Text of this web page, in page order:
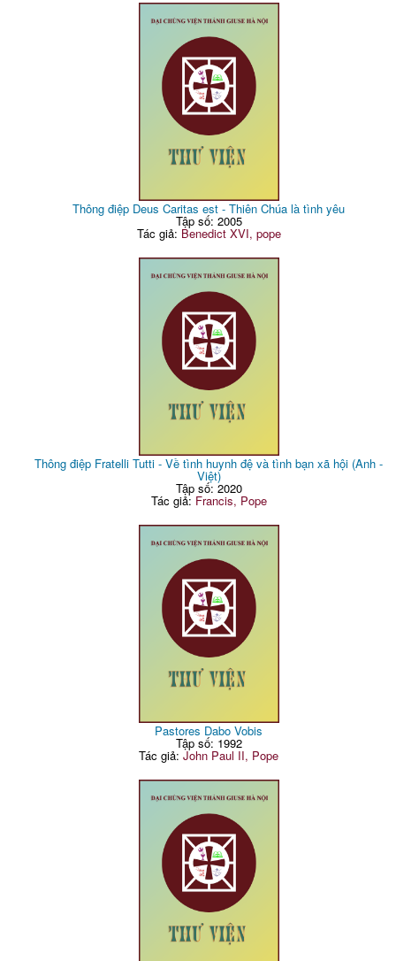
Thông điệp Deus Caritas est - Thiên Chúa là tình yêu
Tập số: 2005
Tác giả: Benedict XVI, pope
Thông điệp Fratelli Tutti - Về tình huynh đệ và tình bạn xã hội (Anh -
Việt)
Tập số: 2020
Tác giả: Francis, Pope
Pastores Dabo Vobis
Tập số: 1992
Tác giả:John Paul II, Pope